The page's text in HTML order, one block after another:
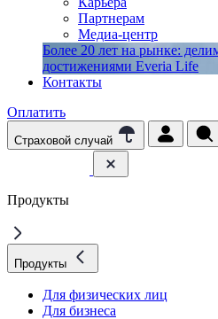
Партнерам
Медиа-центр
Более 20 лет на рынке:
достижениями Everia Life
Контакты
Оплатить
Страховой случай
Продукты
Продукты
Для физических лиц
Для бизнеса